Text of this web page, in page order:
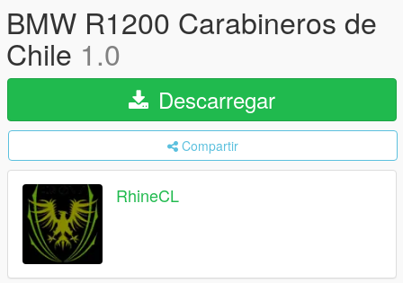
BMW R1200 Carabineros de
Chile 1.0
Descarregar
Compartir
RhineCL